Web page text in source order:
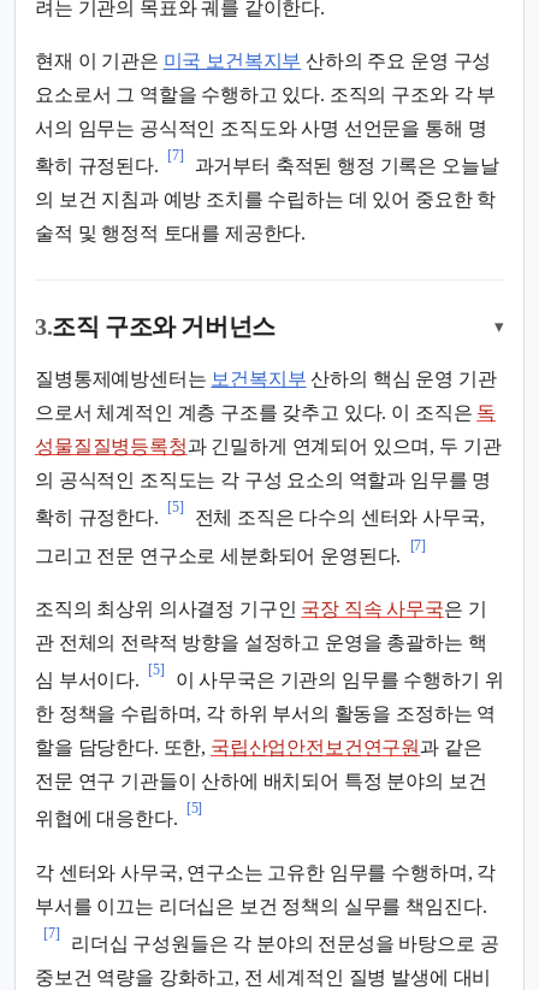
려는 기관의 목표와 궤를 같이한다.
현재 이 기관은 미국 보건복지부 산하의 주요 운영 구성
요소로서 그 역할을 수행하고 있다. 조직의 구조와 각 부
서의 임무는 공식적인 조직도와 사명 선언문을 통해 명
확히 규정된다.
[7]
과거부터 축적된 행정 기록은 오늘날
의 보건 지침과 예방 조치를 수립하는 데 있어 중요한 학
술적 및 행정적 토대를 제공한다.
3.조직 구조와 거버넌스 ▾
질병통제예방센터는 보건복지부 산하의 핵심 운영 기관
으로서 체계적인 계층 구조를 갖추고 있다. 이 조직은 독
성물질질병등록청과 긴밀하게 연계되어 있으며, 두 기관
의 공식적인 조직도는 각 구성 요소의 역할과 임무를 명
확히 규정한다.
[5]
전체 조직은 다수의 센터와 사무국,
그리고 전문 연구소로 세분화되어 운영된다.
[7]
조직의 최상위 의사결정 기구인 국장 직속 사무국은 기
관 전체의 전략적 방향을 설정하고 운영을 총괄하는 핵
심 부서이다.
[5]
이 사무국은 기관의 임무를 수행하기 위
한 정책을 수립하며, 각 하위 부서의 활동을 조정하는 역
할을 담당한다. 또한, 국립산업안전보건연구원 과 같은
전문 연구 기관들이 산하에 배치되어 특정 분야의 보건
위협에 대응한다.
[5]
각 센터와 사무국, 연구소는 고유한 임무를 수행하며, 각
부서를 이끄는 리더십은 보건 정책의 실무를 책임진다.
[7]
리더십 구성원들은 각 분야의 전문성을 바탕으로 공
중보건 역량을 강화하고, 전 세계적인 질병 발생에 대비